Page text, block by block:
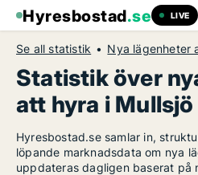
Hyresbostad.se LIVE
Se all statistik Nya lägenheter
Statistik över
att hyra i Mullsjö
Hyresbostad.se samlar in,
löpande marknadsdata om nya
uppdateras dagligen baserat på